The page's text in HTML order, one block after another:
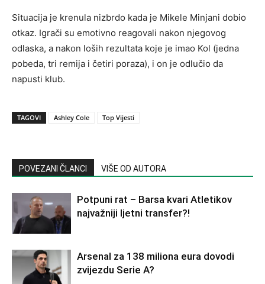
Situacija je krenula nizbrdo kada je Mikele Minjani dobio
otkaz. Igrači su emotivno reagovali nakon njegovog
odlaska, a nakon loših rezultata koje je imao Kol (jedna
pobeda, tri remija i četiri poraza), i on je odlučio da
napusti klub.
TAGOVI Ashley Cole Top Vijesti
POVEZANI ČLANCI VIŠE OD AUTORA
Potpuni rat – Barsa kvari Atletikov
najvažniji ljetni transfer?!
Arsenal za 138 miliona eura dovodi
zvijezdu Serie A?